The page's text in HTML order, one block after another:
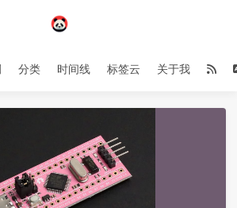
分类 时间线 标签云 关于我